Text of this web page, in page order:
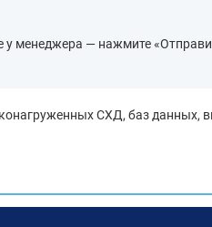
у менеджера — нажмите
СХД, баз данных,